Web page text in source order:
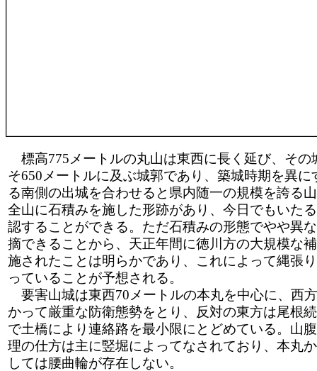
標高775メートルの丸山は東西に長く延び、その
そ650メートルに及ぶ城郭であり、築城時期を異に
る南側の出城を合わせると県内随一の規模を誇る
全山に石積みを施した形跡があり、今日でもいた
認することができる。ただ石積みの形態でやや異
摘できることから、天正年間に徳川方の大規模な
施されたことは明らかであり、これによって縄張
っていることが予想される。
要害山城は東西70メートルの本丸を中心に、西
かって厳重な防衛態勢をとり、反対の東方は尾根
で土橋により連絡路を最小限にとどめている。山
理の仕方は主に竪堀によってなされており、本丸
しては腰曲輪が存在しない。